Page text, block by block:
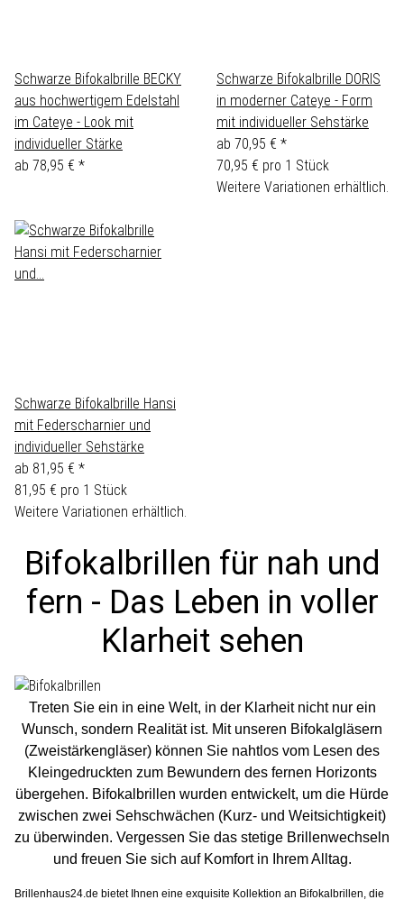
Schwarze Bifokalbrille BECKY
aus hochwertigem Edelstahl
im Cateye - Look mit
individueller Stärke
ab 78,95 € *
Schwarze Bifokalbrille DORIS
in moderner Cateye - Form
mit individueller Sehstärke
ab 70,95 € *
70,95 € pro 1 Stück
Weitere Variationen erhältlich.
Schwarze Bifokalbrille Hansi
mit Federscharnier und
individueller Sehstärke
ab 81,95 € *
81,95 € pro 1 Stück
Weitere Variationen erhältlich.
Bifokalbrillen für nah und
fern - Das Leben in voller
Klarheit sehen
Treten Sie ein in eine Welt, in der Klarheit nicht nur ein
Wunsch, sondern Realität ist. Mit unseren Bifokalgläsern
(Zweistärkengläser) können Sie nahtlos vom Lesen des
Kleingedruckten zum Bewundern des fernen Horizonts
übergehen. Bifokalbrillen wurden entwickelt, um die Hürde
zwischen zwei Sehschwächen (Kurz- und Weitsichtigkeit)
zu überwinden. Vergessen Sie das stetige Brillenwechseln
und freuen Sie sich auf Komfort in Ihrem Alltag.
Brillenhaus24.de bietet Ihnen eine exquisite Kollektion an Bifokalbrillen, die